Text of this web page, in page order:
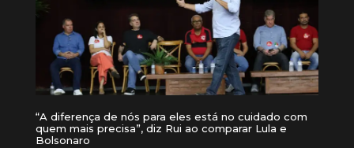
“A diferença de nós para eles está no cuidado com
quem mais precisa”, diz Rui ao comparar Lula e
Bolsonaro